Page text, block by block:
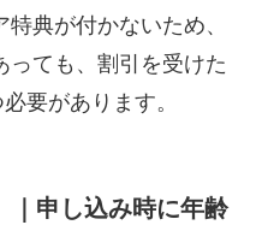
典が付かないため、
っても、割引を受けた
要があります。
｜申し込み時に年齢